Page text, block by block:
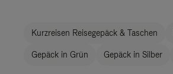
Kurzreisen Reisegepäck & Taschen
Gepäck in Grün Gepäck in Silber